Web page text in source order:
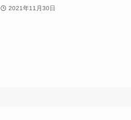
2021年11月30日